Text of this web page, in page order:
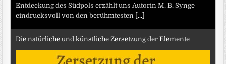
Entdeckung des Südpols erzählt uns Autorin M. B. Synge
eindrucksvoll von den berühmtesten [...]
Die natürliche und künstliche Zersetzung der Elemente